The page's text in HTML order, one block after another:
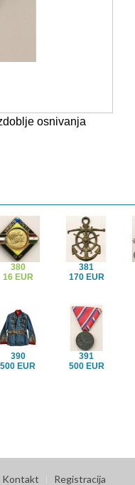
osnivanja
380
16 EUR
381
170 EUR
390
500 EUR
391
500 EUR
Kontakt Registracija